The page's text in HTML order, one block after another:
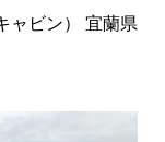
ャビン） 宜蘭県